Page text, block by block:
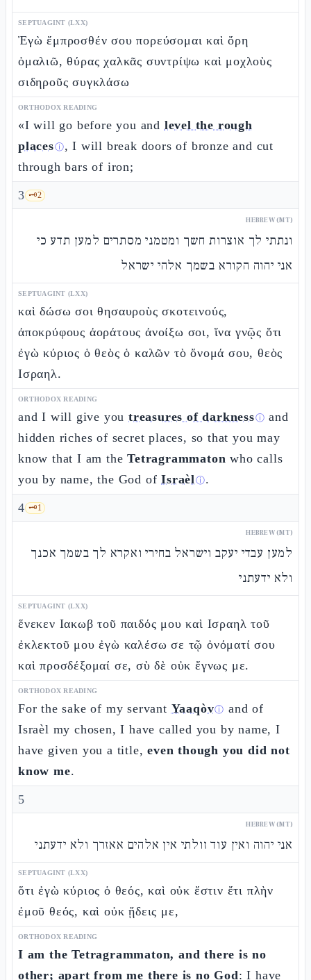
SEPTUAGINT (LXX)
Ἐγὼ ἔμπροσθέν σου πορεύσομαι καὶ ὄρη
ὁμαλιῶ, θύρας χαλκᾶς συντρίψω καὶ μοχλοὺς
σιδηροῦς συγκλάσω
ORTHODOX READING
«I will go before you and level the rough
placesⓘ, I will break doors of bronze and cut
through bars of iron;
3 🗝️2
HEBREW (MT)
ונתתי לך אוצרות חשך ומטמני מסתרים למען תדע כי
אני יהוה הקורא בשמך אלהי ישראל
SEPTUAGINT (LXX)
καὶ δώσω σοι θησαυροὺς σκοτεινούς,
ἀποκρύφους ἀοράτους ἀνοίξω σοι, ἵνα γνῷς ὅτι
ἐγὼ κύριος ὁ θεὸς ὁ καλῶν τὸ ὄνομά σου, θεὸς
Ισραηλ.
ORTHODOX READING
and I will give you treasures of darknessⓘ and
hidden riches of secret places, so that you may
know that I am theTetragrammaton who calls
you by name, the God ofIsraèlⓘ.
4 🗝️1
HEBREW (MT)
למען עבדי יעקב וישראל בחירי ואקרא לך בשמך אכנך
ולא ידעתני
SEPTUAGINT (LXX)
ἕνεκεν Ιακωβ τοῦ παιδός μου καὶ Ισραηλ τοῦ
ἐκλεκτοῦ μου ἐγὼ καλέσω σε τῷ ὀνόματί σου
καὶ προσδέξομαί σε, σὺ δὲ οὐκ ἔγνως με.
ORTHODOX READING
For the sake of my servant Yaaqòvⓘ and of
Israèl my chosen, I have called you by name, I
have given you a title,even though you did not
know me.
5
HEBREW (MT)
אני יהוה ואין עוד זולתי אין אלהים אאזרך ולא ידעתני
SEPTUAGINT (LXX)
ὅτι ἐγὼ κύριος ὁ θεός, καὶ οὐκ ἔστιν ἔτι πλὴν
ἐμοῦ θεός, καὶ οὐκ ᾔδεις με,
ORTHODOX READING
I am the Tetragrammaton, and there is no
other; apart from me there is no God: I have